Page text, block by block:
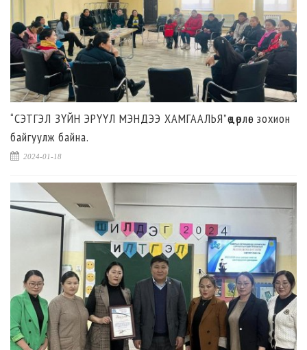
“СЭТГЭЛ ЗҮЙН ЭРҮҮЛ МЭНДЭЭ ХАМГААЛЬЯ”өдөрлөг зохион
байгуулж байна.
2024-01-18